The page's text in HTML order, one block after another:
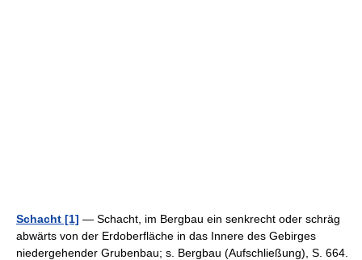
Schacht [1] — Schacht, im Bergbau ein senkrecht oder schräg
abwärts von der Erdoberfläche in das Innere des Gebirges
niedergehender Grubenbau; s. Bergbau (Aufschließung), S. 664.